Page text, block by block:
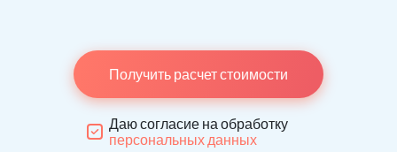
Получить расчет стоимости
Даю согласие на обработку
персональных данных